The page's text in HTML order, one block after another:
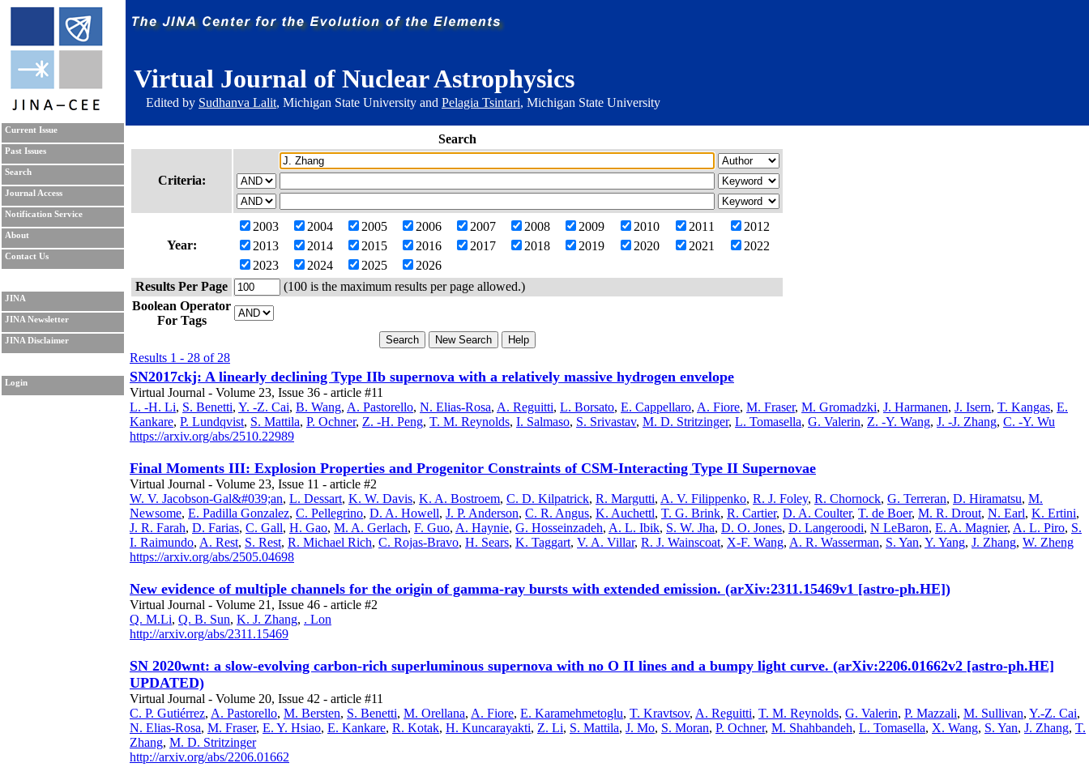
Virtual Journal of Nuclear Astrophysics
Edited by Sudhanva Lalit, Michigan State University and Pelagia Tsintari, Michigan State University
Current Issue
Past Issues
Search
Journal Access
Notification Service
About
Contact Us
JINA
JINA Newsletter
JINA Disclaimer
Login
Search
Criteria:
Year:
2003 2004 2005 2006 2007 2008 2009 2010 2011
2012
2013
2014 2015 2016 2017 2018 2019 2020 2021
2022
2023
2024 2025
2026
Results Per Page
(100 is the maximum results per page allowed.)
Boolean Operator
For Tags
Results 1 - 28 of 28
SN2017ckj: A linearly declining Type IIb supernova with a relatively massive hydrogen envelope
Virtual Journal - Volume 23, Issue 36 - article #11
L. -H. Li, S. Benetti, Y. -Z. Cai, B. Wang, A. Pastorello, N. Elias-Rosa, A. Reguitti, L. Borsato, E. Cappellaro, A. Fiore, M. Fraser, M. Gromadzki, J. Harmanen, J. Isern, T. Kangas, E.
Kankare, P. Lundqvist, S. Mattila, P. Ochner, Z. -H. Peng, T. M. Reynolds, I. Salmaso, S. Srivastav, M. D. Stritzinger, L. Tomasella, G. Valerin, Z. -Y. Wang, J. -J. Zhang, C. -Y. Wu
https://arxiv.org/abs/2510.22989
Final Moments III: Explosion Properties and Progenitor Constraints of CSM-Interacting Type II Supernovae
Virtual Journal - Volume 23, Issue 11 - article #2
W. V. Jacobson-Gal&#039;an, L. Dessart, K. W. Davis, K. A. Bostroem, C. D. Kilpatrick, R. Margutti, A. V. Filippenko, R. J. Foley, R. Chornock, G. Terreran, D. Hiramatsu, M.
Newsome, E. Padilla Gonzalez, C. Pellegrino, D. A. Howell, J. P. Anderson, C. R. Angus, K. Auchettl, T. G. Brink, R. Cartier, D. A. Coulter, T. de Boer, M. R. Drout, N. Earl, K. Ertini,
J. R. Farah, D. Farias, C. Gall, H. Gao, M. A. Gerlach, F. Guo, A. Haynie, G. Hosseinzadeh, A. L. Ibik, S. W. Jha, D. O. Jones, D. Langeroodi, N LeBaron, E. A. Magnier, A. L. Piro, S.
I. Raimundo, A. Rest, S. Rest, R. Michael Rich, C. Rojas-Bravo, H. Sears, K. Taggart, V. A. Villar, R. J. Wainscoat, X-F. Wang, A. R. Wasserman, S. Yan, Y. Yang, J. Zhang, W. Zheng
https://arxiv.org/abs/2505.04698
New evidence of multiple channels for the origin of gamma-ray bursts with extended emission. (arXiv:2311.15469v1 [astro-ph.HE])
Virtual Journal - Volume 21, Issue 46 - article #2
Q. M.Li, Q. B. Sun, K. J. Zhang, . Lon
http://arxiv.org/abs/2311.15469
SN 2020wnt: a slow-evolving carbon-rich superluminous supernova with no O II lines and a bumpy light curve. (arXiv:2206.01662v2 [astro-ph.HE]
UPDATED)
Virtual Journal - Volume 20, Issue 42 - article #11
C. P. Gutiérrez, A. Pastorello, M. Bersten, S. Benetti, M. Orellana, A. Fiore, E. Karamehmetoglu, T. Kravtsov, A. Reguitti, T. M. Reynolds, G. Valerin, P. Mazzali, M. Sullivan, Y.-Z. Cai,
N. Elias-Rosa, M. Fraser, E. Y. Hsiao, E. Kankare, R. Kotak, H. Kuncarayakti, Z. Li, S. Mattila, J. Mo, S. Moran, P. Ochner, M. Shahbandeh, L. Tomasella, X. Wang, S. Yan, J. Zhang, T.
Zhang, M. D. Stritzinger
http://arxiv.org/abs/2206.01662